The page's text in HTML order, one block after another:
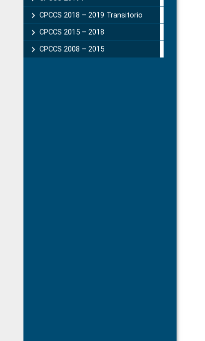
CPCCS 2018 – 2019 Transitorio
CPCCS 2015 – 2018
CPCCS 2008 – 2015